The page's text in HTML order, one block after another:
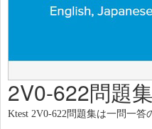
2V0-622問題
Ktest 2V0-622問題集は一問一